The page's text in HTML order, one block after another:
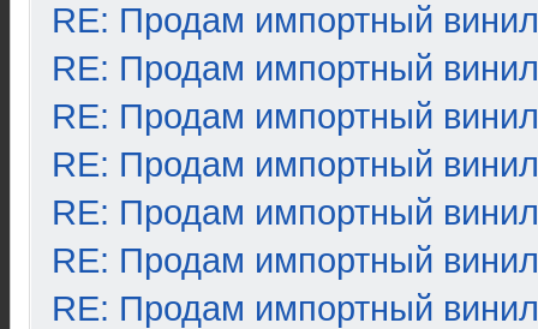
RE: Продам импортный винил
RE: Продам импортный винил
RE: Продам импортный винил
RE: Продам импортный винил
RE: Продам импортный винил
RE: Продам импортный винил
RE: Продам импортный винил